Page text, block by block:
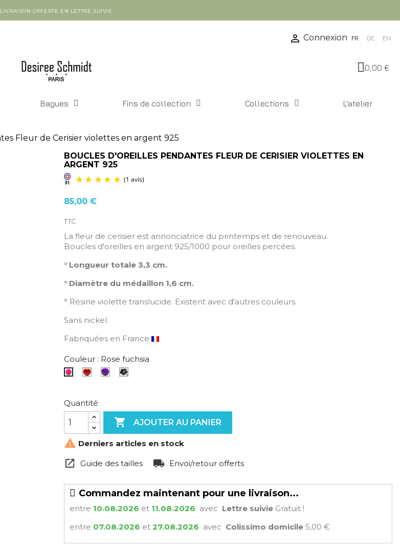
LIVRAISON OFFERTE EN LETTRE SUIVIE
 Connexion FR DE EN
0,00 €
Bagues Fins de collection Collections L'atelier
Fleur de Cerisier violettes en argent 925
BOUCLES D'OREILLES PENDANTES FLEUR DE CERISIER VIOLETTES EN
ARGENT 925
85,00 €
TTC
La fleur de cerisier est annonciatrice du printemps et de renouveau.
Boucles d'oreilles en argent 925/1000 pour oreilles percées.
° Longueur totale 3,3 cm.
° Diamètre du médaillon 1,6 cm.
° Résine violette translucide. Existent avec d'autres couleurs.
Sans nickel.
Fabriquées en France
.
Couleur : Rose fuchsia
RoseRougeVioletNoir
Quantité
 AJOUTER AU PANIER
 Derniers articles en stock
Guide des tailles Envoi/retour offerts
Commandez maintenant pour une livraison...
entre 10.08.2026 et 11.08.2026 avec Lettre suivie Gratuit !
entre 07.08.2026 et 27.08.2026 avec Colissimo domicile 5,00 €